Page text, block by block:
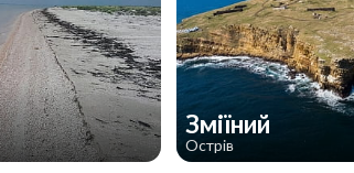
Зміїний
Острів